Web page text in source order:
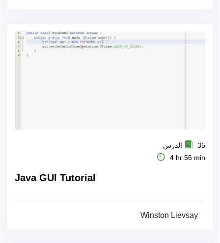
35 الدرس
4 hr 56 min
Java GUI Tutorial
Winston Lievsay